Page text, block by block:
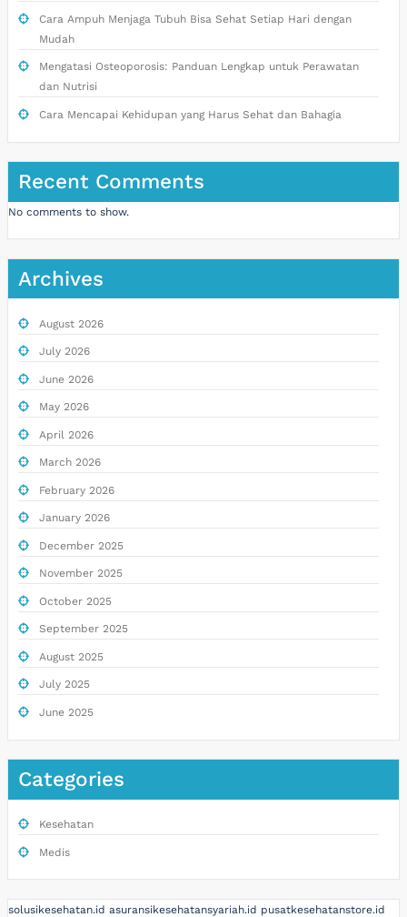
Cara Ampuh Menjaga Tubuh Bisa Sehat Setiap Hari dengan
Mudah
Mengatasi Osteoporosis: Panduan Lengkap untuk Perawatan
dan Nutrisi
Cara Mencapai Kehidupan yang Harus Sehat dan Bahagia
Recent Comments
No comments to show.
Archives
August 2026
July 2026
June 2026
May 2026
April 2026
March 2026
February 2026
January 2026
December 2025
November 2025
October 2025
September 2025
August 2025
July 2025
June 2025
Categories
Kesehatan
Medis
solusikesehatan.id asuransikesehatansyariah.id pusatkesehatanstore.id